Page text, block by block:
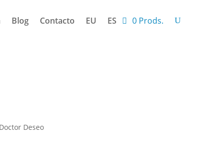
Blog Contacto EU ES 0 Prods.
Deseo